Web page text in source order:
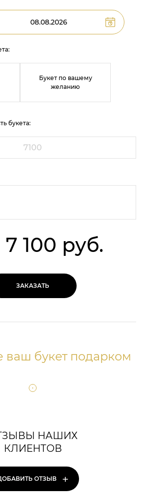
Букет по вашему
желанию
букета:
7 100 руб.
ЗАКАЗАТЬ
ваш букет подарком
НАШИХ
КЛИЕНТОВ
ОТЗЫВ +